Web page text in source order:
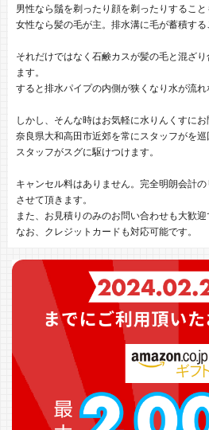
男性なら鬚を剃ったり顔を剃ったりすること
女性なら髪の毛が主。排水溝に毛が蓄積する
それだけではなく石鹸カスが髪の毛と混ざ
ます。
すると排水パイプの内側が狭くなり水が流れ
しかし、そんな時はお気軽に水りんくすにお
奈良県大和高田市近郊を常にスタッフがを
スタッフがスグに駆けつけます。
キャンセル料はありません。完全明朗会計
させて頂きます。
また、お見積りのみのお問い合わせも大歓迎
なお、クレジットカードも対応可能です。